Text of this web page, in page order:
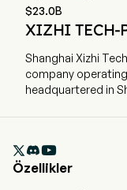
$23.0B
XIZHI TECH-
Shanghai Xizhi
company operating in industry. The
headquartered in
of photon
products. The

Özellikler